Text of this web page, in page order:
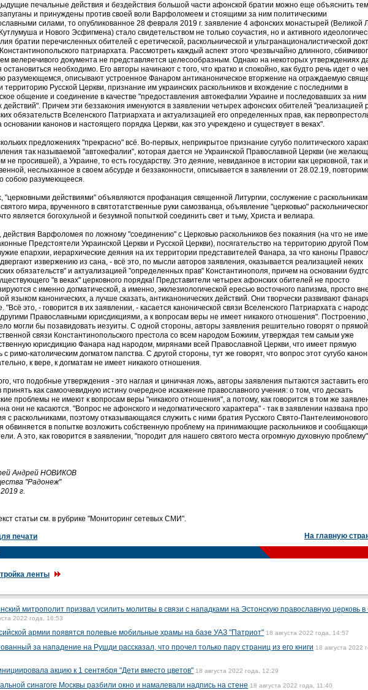
печальные действия и бездействия большой части афонской братии можно еще объяснить
и принуждены против своей воли Варфоломеем и стоящими за ним политическими
силами, то опубликованное 28 февраля 2019 г. заявление 4 афонских монастырей (Великой
и Нового Эсфигмена) стало свидетельством не только соучастия, но и активного
братии перечисленных обителей с еретической, раскольнической и ультранационалистической
патриархата. Рассмотреть каждый аспект этого чрезвычайно длинного,
велеречивого документа не представляется целесообразным. Однако на некоторых утверждениях
остановиться необходимо. Его авторы начинают с того, что кратко и спокойно, как будто речь идет о
разумеющемся, описывают устроенное Фанаром антиканоническое вторжение на ограждаемую
территорию Русской Церкви, признание им украинских раскольников и вхождение с последними в
общение и соединение в качестве "предоставления автокефалии Украине и последовавших за ним
действий". Причем эти беззакония именуются в заявлении четырех афонских обителей "реализацией
обязательств Вселенского Патриархата и актуализацией его определенных прав, как
основании канонов и настоящего порядка Церкви, как это учреждено и существует в веках".
предложениях "прекрасно" всё. Во-первых, неприкрытое признание сугубо политического
так называемой "автокефалии", которая дается не Украинской Православной Церкви (не
не просившей), а Украине, то есть государству. Это деяние, невиданное в истории как церковной, так и
неслыханное в своем абсурде и беззаконности, описывается в заявлении от 28.02.19,
собою разумеющееся.
"церковными действиями" объявляются профанация священной Литургии, сослужение с
мира, врученного в святотатственные руки самозванца, объявление "церковью"
является богохульной и безумной попыткой соединить свет и тьму, Христа и велиара.
действия Варфоломея по ложному "соединению" с Церковью раскольников без покаяния (на что не
Предстоятели Украинской Церкви и Русской Церкви), посягательство на территорию другой
епархии, иерархические деяния на их территории представителей Фанара, за что каноны
извержению из сана, - всё это, по мысли авторов заявления, оказывается реализацией неких
обязательств" и актуализацией "определенных прав" Константинополя, причем на основании
"в веках" церковного порядка! Представители четырех афонских обителей не просто
с именно догматической, а именно, экклезиологической ересью восточного папизма, просто
языком канонических, а лучше сказать, антиканонических действий. Они творчески развивают
"Всё это, - говорится в их заявлении, - касается канонической связи Вселенского Патриархата с
Православными юрисдикциями, а к вопросам веры не имеет никакого отношения". Построению
могли бы позавидовать иезуиты. С одной стороны, авторы заявления решительно говорят о
связи Константинопольского престола со всем народом Божиим, утверждая тем самым уже
юрисдикцию Фанара над народом, мирянами всей Православной Церкви, что имеет прямую
с римо-католическим догматом папства. С другой стороны, тут же говорят, что вопрос этот сугубо
к вере, к догматам не имеет никакого отношения.
что подобные утверждения - это наглая и циничная ложь, авторы заявления пытаются заставить его
принять как самоочевидную истину очередное искажение православного учения: о том, что дескать
проблемы не имеют к вопросам веры "никакого отношения", а потому, как говорится в том же
они не касаются. "Вопрос не афонского и недогматического характера" - так в заявлении названа
с раскольниками, поэтому отказывающаяся служить с ними братия Русского Свято-Пантелеимонового
обвиняется в попытке возложить собственную проблему на принимающие раскольников и
А это, как говорится в заявлении, "породит для нашего святого места огромную духовную
Андрей НОВИКОВ
"Радонеж"
г.
статьи см. в рубрике "Мониторинг сетевых СМИ".
печати На главную
ленты
митрополит призвал усилить молитвы в связи с нападками на Эстонскую православную церковь
2022 года, 16:53
армии появятся полевые мобильные храмы на базе УАЗ "Патриот" 18 августа 2022 года, 14:57
за нападение на Рушди рассказал, что прочел только пару страниц из его книги 18 августа 2022
акцию к 1 сентября "Дети вместо цветов" 18 августа 2022 года, 12:29
синагоге Москвы разбили окно и намалевали надпись на стене 18 августа 2022 года, 11:40